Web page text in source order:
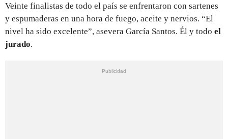
Veinte finalistas de todo el país se enfrentaron con sartenes
y espumaderas en una hora de fuego, aceite y nervios. “El
nivel ha sido excelente”, asevera García Santos. Él y todo el
jurado.